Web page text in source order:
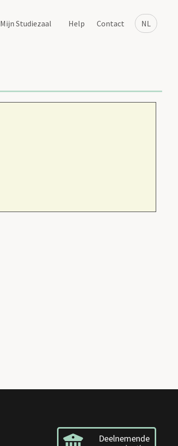
NL
Mijn Studiezaal Help Contact
Deelnemende